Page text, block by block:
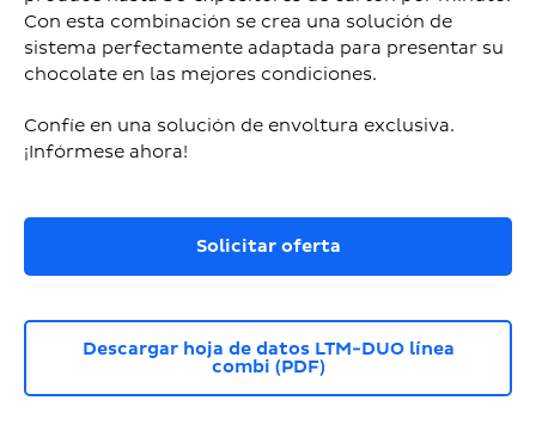
Con esta combinación se crea una solución de
sistema perfectamente adaptada para presentar su
chocolate en las mejores condiciones.
Confíe en una solución de envoltura exclusiva.
¡Infórmese ahora!
Solicitar oferta
Descargar hoja de datos LTM-DUO línea
combi (PDF)